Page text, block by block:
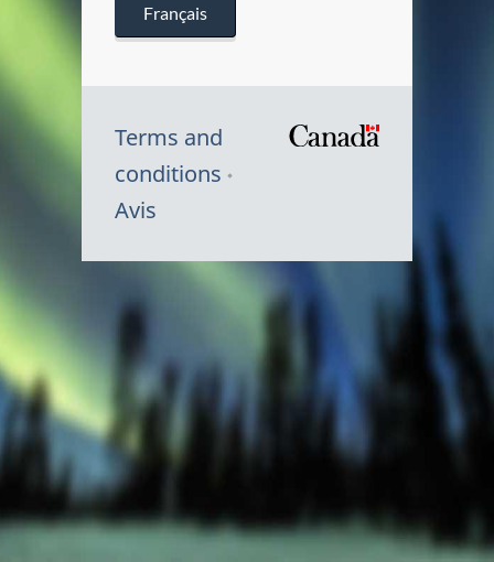
Français
Terms and
conditions
Avis
Canada